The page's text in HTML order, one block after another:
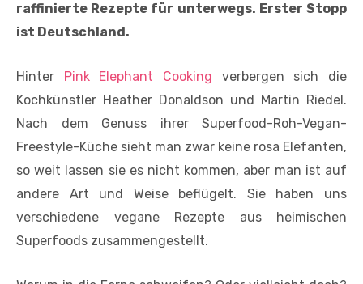
raffinierte Rezepte für unterwegs. Erster Stopp
ist Deutschland.
Hinter Pink Elephant Cooking verbergen sich die
Kochkünstler Heather Donaldson und Martin Riedel.
Nach dem Genuss ihrer Superfood-Roh-Vegan-
Freestyle-Küche sieht man zwar keine rosa Elefanten,
so weit lassen sie es nicht kommen, aber man ist auf
andere Art und Weise beflügelt. Sie haben uns
verschiedene vegane Rezepte aus heimischen
Superfoods zusammengestellt.